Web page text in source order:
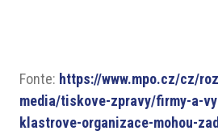
Fonte: https://www.mpo.cz/cz/
media/tiskove-zpravy/firmy-a-
klastrove-organizace-mohou-